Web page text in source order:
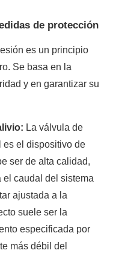
de protección
es un principio
Se basa en la
y en garantizar su
La válvula de
es el dispositivo de
ser de alta calidad,
el caudal del sistema
ajustada a la
suele ser la
especificada por
más débil del